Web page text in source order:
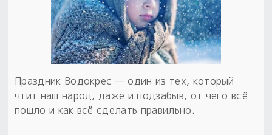
Обрядовые предметы
Расходные материалы
Готовые заговоры и обряды
Сундучок
Об авторе и издательстве
Наборы для книг
Электронные книги
Гадание он-лайн
Приложение для гадания
Предметы
Магические наборы
Для алтаря
Расходные материалы
Новые книги
в лавке!
Праздник Водокрес — один из тех, который
чтит наш народ, даже и подзабыв, от чего всё
пошло и как всё сделать правильно.